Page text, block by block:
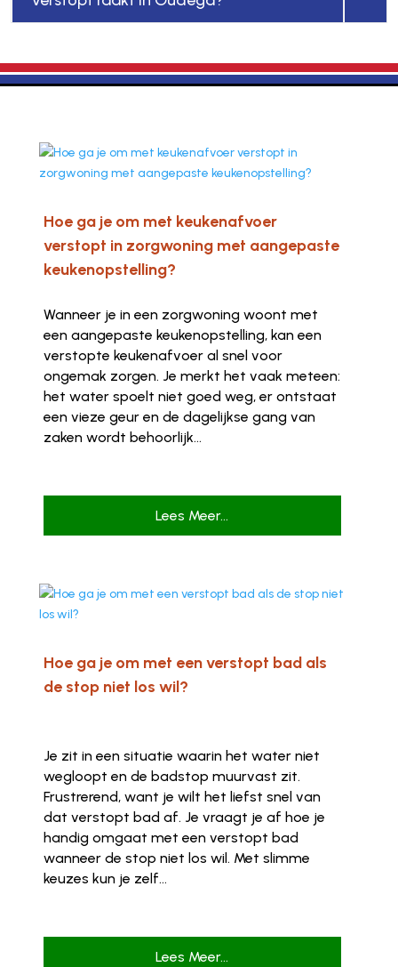
Hoe ga je om met keukenafvoer
verstopt in zorgwoning met aangepaste
keukenopstelling?
Wanneer je in een zorgwoning woont met
een aangepaste keukenopstelling, kan een
verstopte keukenafvoer al snel voor
ongemak zorgen. Je merkt het vaak meteen:
het water spoelt niet goed weg, er ontstaat
een vieze geur en de dagelijkse gang van
zaken wordt behoorlijk...
Lees Meer...
Hoe ga je om met een verstopt bad als
de stop niet los wil?
Je zit in een situatie waarin het water niet
wegloopt en de badstop muurvast zit.
Frustrerend, want je wilt het liefst snel van
dat verstopt bad af. Je vraagt je af hoe je
handig omgaat met een verstopt bad
wanneer de stop niet los wil. Met slimme
keuzes kun je zelf...
Lees Meer...